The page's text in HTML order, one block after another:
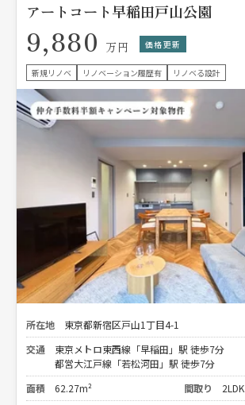
アートコート早稲田戸山公園
9,880 万円 価格更新
新規リノベ リノベーション履歴有 リノベる設計
所在地
東京都新宿区戸山1丁目4-1
交通
東京メトロ東西線「早稲田」駅 徒歩7分
都営大江戸線「若松河田」駅 徒歩7分
面積
62.27m² 間取り
2LDK